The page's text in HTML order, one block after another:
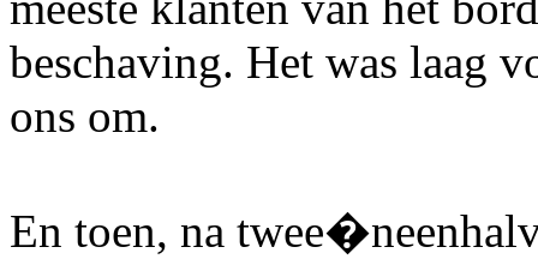
beschaving. Het was laag
ons om.
En toen, na